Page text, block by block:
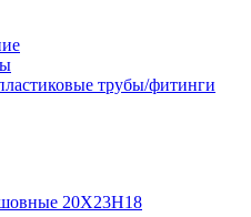
трубы/фитинги
20Х23Н18